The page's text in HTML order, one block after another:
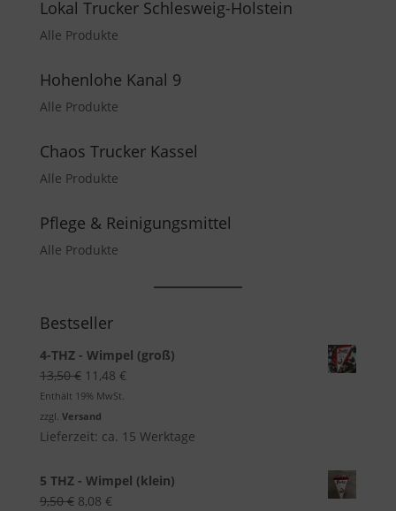
Lokal Trucker Schlesweig-Holstein
Alle Produkte
Hohenlohe Kanal 9
Alle Produkte
Chaos Trucker Kassel
Alle Produkte
Pflege & Reinigungsmittel
Alle Produkte
Bestseller
4-THZ - Wimpel (groß)
13,50€ Ursprünglicher
Preis
war:
13,50 €
11,48 €Aktueller
11,48 €.
Enthält 19% MwSt.
zzgl. Versand
Lieferzeit: ca. 15 Werktage
5 THZ - Wimpel (klein)
9,50€ Ursprünglicher
8,08 €Aktueller